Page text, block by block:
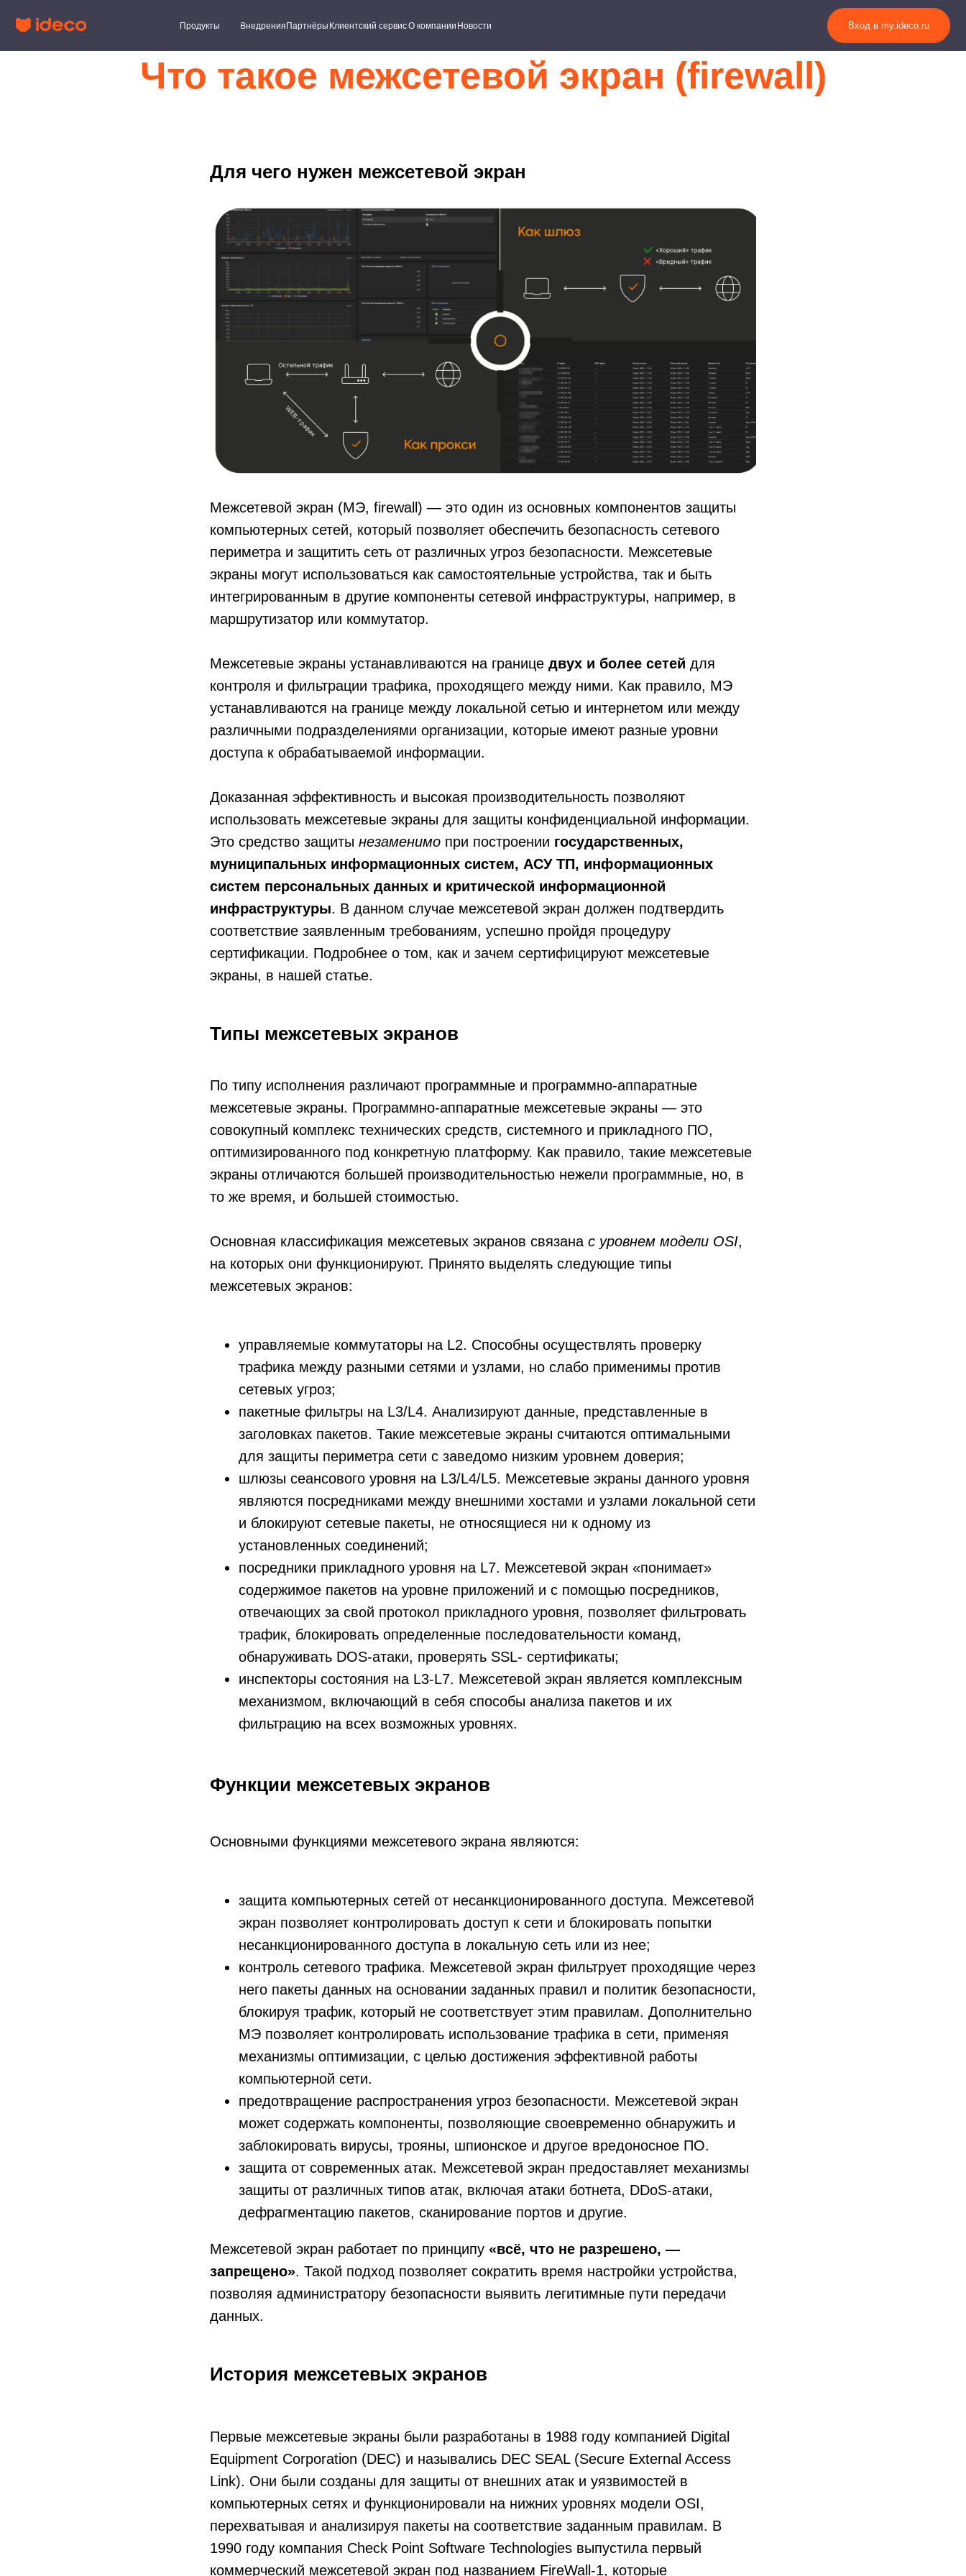
Продукты Внедрения Партнёры Клиентский сервисО компанииНовости Вход в my.ideco.ru
Что такое межсетевой экран (firewall)
Для чего нужен межсетевой экран
Межсетевой экран (МЭ, firewall) — это один из основных компонентов защиты
компьютерных сетей, который позволяет обеспечить безопасность сетевого
периметра и защитить сеть от различных угроз безопасности. Межсетевые
экраны могут использоваться как самостоятельные устройства, так и быть
интегрированным в другие компоненты сетевой инфраструктуры, например, в
маршрутизатор или коммутатор.
Межсетевые экраны устанавливаются на границе двух и более сетей для
контроля и фильтрации трафика, проходящего между ними. Как правило, МЭ
устанавливаются на границе между локальной сетью и интернетом или между
различными подразделениями организации, которые имеют разные уровни
доступа к обрабатываемой информации.
Доказанная эффективность и высокая производительность позволяют
использовать межсетевые экраны для защиты конфиденциальной информации.
Это средство защиты незаменимо при построении государственных,
муниципальных информационных систем, АСУ ТП, информационных
систем персональных данных и критической информационной
инфраструктуры. В данном случае межсетевой экран должен подтвердить
соответствие заявленным требованиям, успешно пройдя процедуру
сертификации. Подробнее о том, как и зачем сертифицируют межсетевые
экраны, в нашей статье.
Типы межсетевых экранов
По типу исполнения различают программные и программно-аппаратные
межсетевые экраны. Программно-аппаратные межсетевые экраны — это
совокупный комплекс технических средств, системного и прикладного ПО,
оптимизированного под конкретную платформу. Как правило, такие межсетевые
экраны отличаются большей производительностью нежели программные, но, в
то же время, и большей стоимостью.
Основная классификация межсетевых экранов связанас уровнем модели OSI,
на которых они функционируют. Принято выделять следующие типы
межсетевых экранов:
управляемые коммутаторы на L2. Способны осуществлять проверку
трафика между разными сетями и узлами, но слабо применимы против
сетевых угроз;
пакетные фильтры на L3/L4. Анализируют данные, представленные в
заголовках пакетов. Такие межсетевые экраны считаются оптимальными
для защиты периметра сети с заведомо низким уровнем доверия;
шлюзы сеансового уровня на L3/L4/L5. Межсетевые экраны данного уровня
являются посредниками между внешними хостами и узлами локальной сети
и блокируют сетевые пакеты, не относящиеся ни к одному из
установленных соединений;
посредники прикладного уровня на L7. Межсетевой экран «понимает»
содержимое пакетов на уровне приложений и с помощью посредников,
отвечающих за свой протокол прикладного уровня, позволяет фильтровать
трафик, блокировать определенные последовательности команд,
обнаруживать DOS-атаки, проверять SSL- сертификаты;
инспекторы состояния на L3-L7. Межсетевой экран является комплексным
механизмом, включающий в себя способы анализа пакетов и их
фильтрацию на всех возможных уровнях.
Функции межсетевых экранов
Основными функциями межсетевого экрана являются:
защита компьютерных сетей от несанкционированного доступа. Межсетевой
экран позволяет контролировать доступ к сети и блокировать попытки
несанкционированного доступа в локальную сеть или из нее;
контроль сетевого трафика. Межсетевой экран фильтрует проходящие через
него пакеты данных на основании заданных правил и политик безопасности,
блокируя трафик, который не соответствует этим правилам. Дополнительно
МЭ позволяет контролировать использование трафика в сети, применяя
механизмы оптимизации, с целью достижения эффективной работы
компьютерной сети.
предотвращение распространения угроз безопасности. Межсетевой экран
может содержать компоненты, позволяющие своевременно обнаружить и
заблокировать вирусы, трояны, шпионское и другое вредоносное ПО.
защита от современных атак. Межсетевой экран предоставляет механизмы
защиты от различных типов атак, включая атаки ботнета, DDoS-атаки,
дефрагментацию пакетов, сканирование портов и другие.
Межсетевой экран работает по принципу «всё, что не разрешено, —
запрещено». Такой подход позволяет сократить время настройки устройства,
позволяя администратору безопасности выявить легитимные пути передачи
данных.
История межсетевых экранов
Первые межсетевые экраны были разработаны в 1988 году компанией Digital
Equipment Corporation (DEC) и назывались DEC SEAL (Secure External Access
Link). Они были созданы для защиты от внешних атак и уязвимостей в
компьютерных сетях и функционировали на нижних уровнях модели OSI,
перехватывая и анализируя пакеты на соответствие заданным правилам. В
1990 году компания Check Point Software Technologies выпустила первый
коммерческий межсетевой экран под названием FireWall-1, которые